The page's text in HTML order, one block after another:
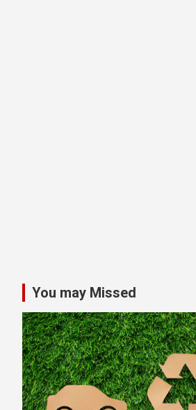
You may Missed